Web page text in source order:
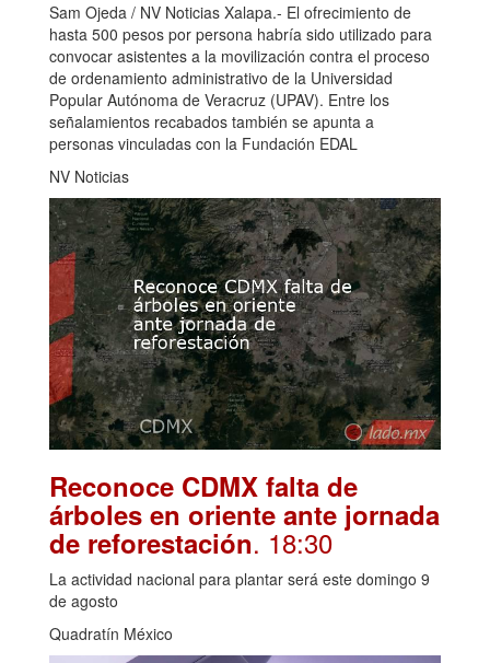
Sam Ojeda / NV Noticias Xalapa.- El ofrecimiento de
hasta 500 pesos por persona habría sido utilizado para
convocar asistentes a la movilización contra el proceso
de ordenamiento administrativo de la Universidad
Popular Autónoma de Veracruz (UPAV). Entre los
señalamientos recabados también se apunta a
personas vinculadas con la Fundación EDAL
NV Noticias
Reconoce CDMX falta de
árboles en oriente ante jornada
de reforestación. 18:30
La actividad nacional para plantar será este domingo 9
de agosto
Quadratín México